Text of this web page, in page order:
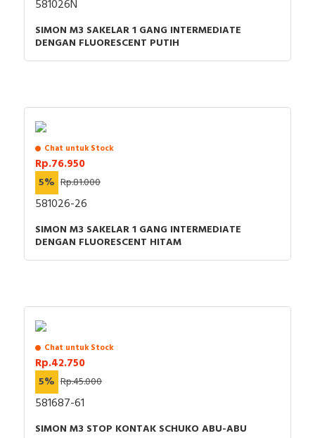
581026N
SIMON M3 SAKELAR 1 GANG INTERMEDIATE
DENGAN FLUORESCENT PUTIH
Chat untuk Stock
Rp.76.950
5% Rp.81.000
581026-26
SIMON M3 SAKELAR 1 GANG INTERMEDIATE
DENGAN FLUORESCENT HITAM
Chat untuk Stock
Rp.42.750
5% Rp.45.000
581687-61
SIMON M3 STOP KONTAK SCHUKO ABU-ABU